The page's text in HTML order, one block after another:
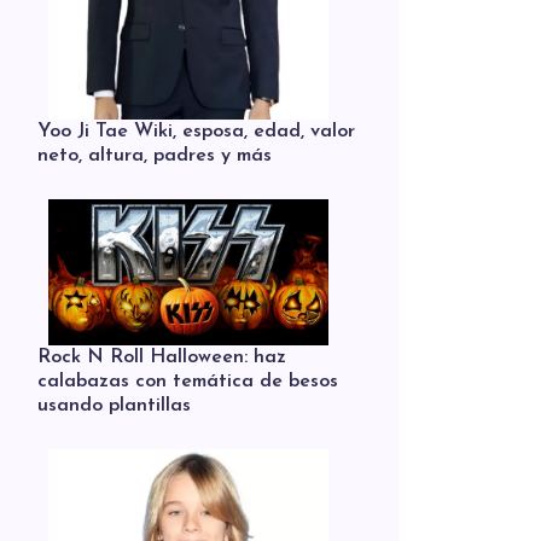
Yoo Ji Tae Wiki, esposa, edad, valor
neto, altura, padres y más
Rock N Roll Halloween: haz
calabazas con temática de besos
usando plantillas